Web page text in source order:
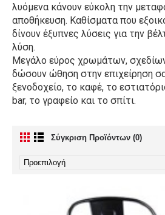
λυόμενα κάνουν εύκολη την
αποθήκευση. Καθίσματα που
δίνουν έξυπνες λύσεις για την
λύση.
Μεγάλο εύρος χρωμάτων,
δώσουν ώθηση στην επιχείρηση
ξενοδοχείο, το καφέ, το
bar, το γραφείο και το σπίτι.
Σύγκριση Προϊόντων (0)